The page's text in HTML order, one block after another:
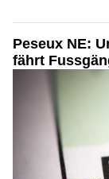
Peseux NE:
fährt